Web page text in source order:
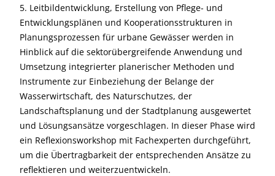
5. Leitbildentwicklung, Erstellung von Pflege- und
Entwicklungsplänen und Kooperationsstrukturen in
Planungsprozessen für urbane Gewässer werden in
Hinblick auf die sektorübergreifende Anwendung und
Umsetzung integrierter planerischer Methoden und
Instrumente zur Einbeziehung der Belange der
Wasserwirtschaft, des Naturschutzes, der
Landschaftsplanung und der Stadtplanung ausgewertet
und Lösungsansätze vorgeschlagen. In dieser Phase wird
ein Reflexionsworkshop mit Fachexperten durchgeführt,
um die Übertragbarkeit der entsprechenden Ansätze zu
reflektieren und weiterzuentwickeln.